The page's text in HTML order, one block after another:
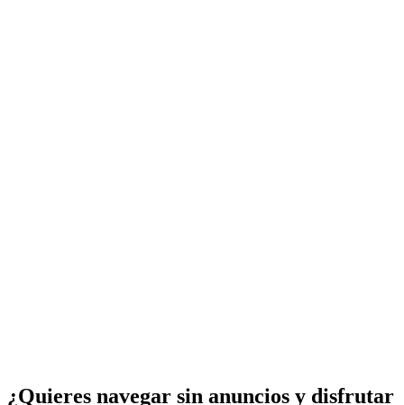
¿Quieres navegar sin anuncios y disfrutar